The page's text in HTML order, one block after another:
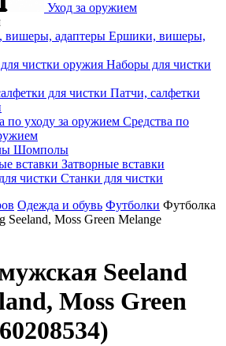
Уход за оружием
Ершики, вишеры,
Наборы для чистки
Патчи, салфетки
Средства по
Шомполы
Затворные вставки
Станки для чистки
Одежда и обувь Футболки Футболка
Seeland, Moss Green Melange
Seeland
Moss Green